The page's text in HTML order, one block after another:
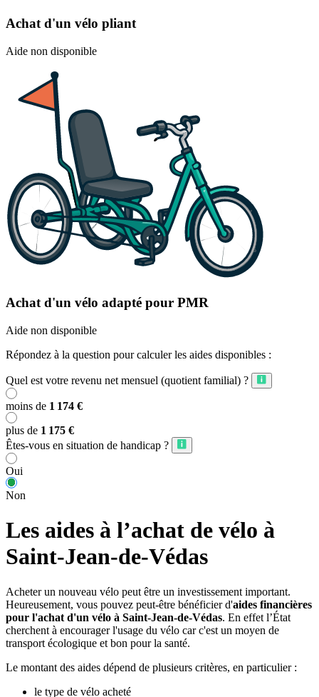
Achat d'un vélo pliant
Aide non disponible
Achat d'un vélo adapté pour PMR
Aide non disponible
Répondez à la question pour calculer les aides disponibles :
Quel est votre revenu net mensuel (quotient familial) ?
moins de 1 174 €
plus de 1 175 €
Êtes-vous en situation de handicap ?
Oui
Non
Les aides à l’achat de vélo à
Saint-Jean-de-Védas
Acheter un nouveau vélo peut être un investissement important.
Heureusement, vous pouvez peut-être bénéficier d'aides financières
pour l'achat d'un vélo à Saint-Jean-de-Védas. En effet l’État
cherchent à encourager l'usage du vélo car c'est un moyen de
transport écologique et bon pour la santé.
Le montant des aides dépend de plusieurs critères, en particulier :
le type de vélo acheté